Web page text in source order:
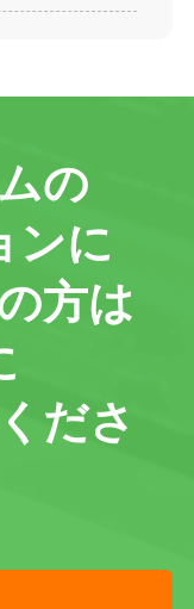
の
ンに
方は
ださ